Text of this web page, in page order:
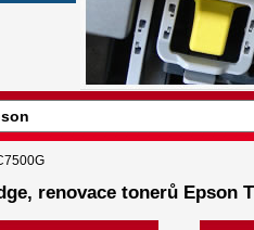
renovace tonerů Epson